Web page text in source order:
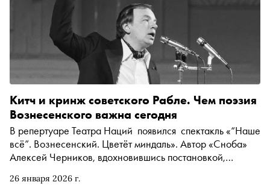
26 января 2026 г.
Китч и кринж советского Рабле. Чем поэзия
Вознесенского важна сегодня
В репертуаре Театра Наций появился спектакль «“Наше
всё”. Вознесенский. Цветёт миндаль». Автор «Сноба»
Алексей Черников, вдохновившись постановкой,
Сохаревой — о том, что стоит за китчем в поэзии